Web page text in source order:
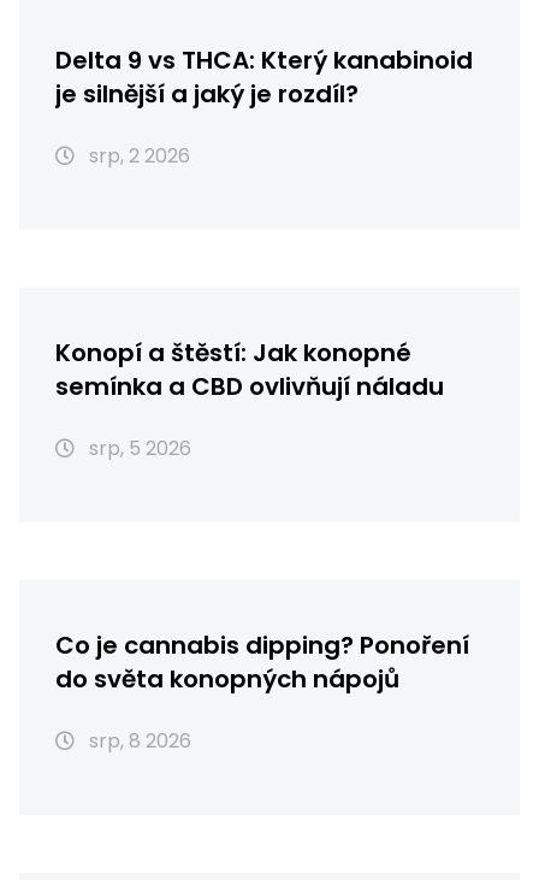
Delta 9 vs THCA: Který kanabinoid
je silnější a jaký je rozdíl?
srp, 2 2026
Konopí a štěstí: Jak konopné
semínka a CBD ovlivňují náladu
srp, 5 2026
Co je cannabis dipping? Ponoření
do světa konopných nápojů
srp, 8 2026